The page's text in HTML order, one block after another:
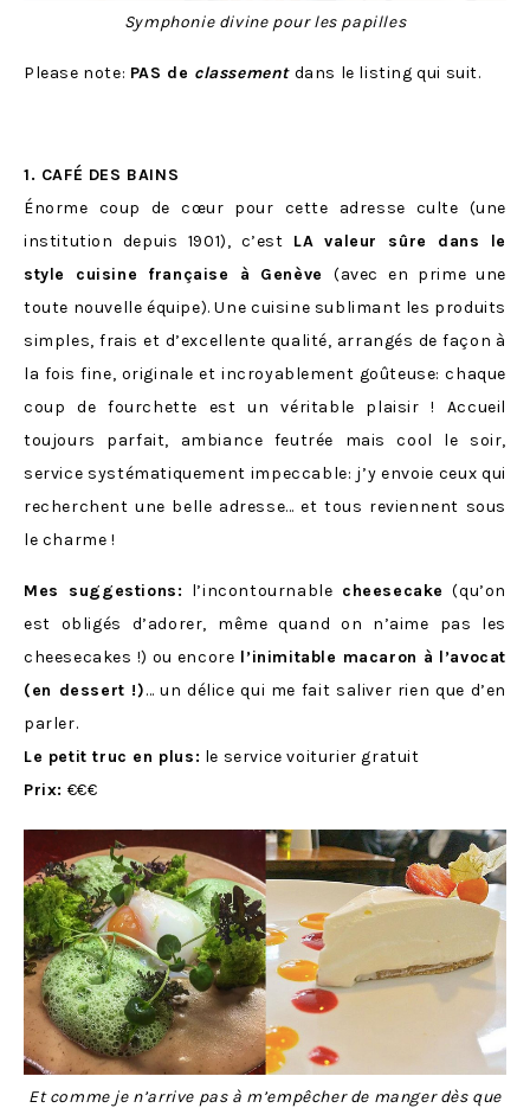
Symphonie divine pour les papilles
Please note: PAS de classement dans le listing qui suit.
1. CAFÉ DES BAINS
Énorme coup de cœur pour cette adresse culte (une
institution depuis 1901), c’est LA valeur sûre dans le
style cuisine française à Genève (avec en prime une
toute nouvelle équipe). Une cuisine sublimant les produits
simples, frais et d’excellente qualité, arrangés de façon à
la fois fine, originale et incroyablement goûteuse: chaque
coup de fourchette est un véritable plaisir ! Accueil
toujours parfait, ambiance feutrée mais cool le soir,
service systématiquement impeccable: j’y envoie ceux qui
recherchent une belle adresse… et tous reviennent sous
le charme !
Mes suggestions: l’incontournable cheesecake (qu’on
est obligés d’adorer, même quand on n’aime pas les
cheesecakes !) ou encore l’inimitable macaron à l’avocat
(en dessert !)… un délice qui me fait saliver rien que d’en
parler.
Le petit truc en plus: le service voiturier gratuit
Prix: €€€
Et comme je n’arrive pas à m’empêcher de manger dès que